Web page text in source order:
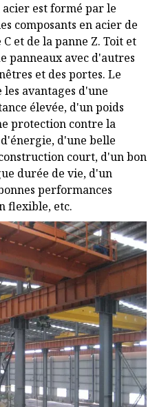
est formé par le
composants en acier de
et de la panne Z. Toit et
panneaux avec d'autres
et des portes. Le
avantages d'une
élevée, d'un poids
protection contre la
d'une belle
court, d'un bon
durée de vie, d'un
performances
flexible, etc.